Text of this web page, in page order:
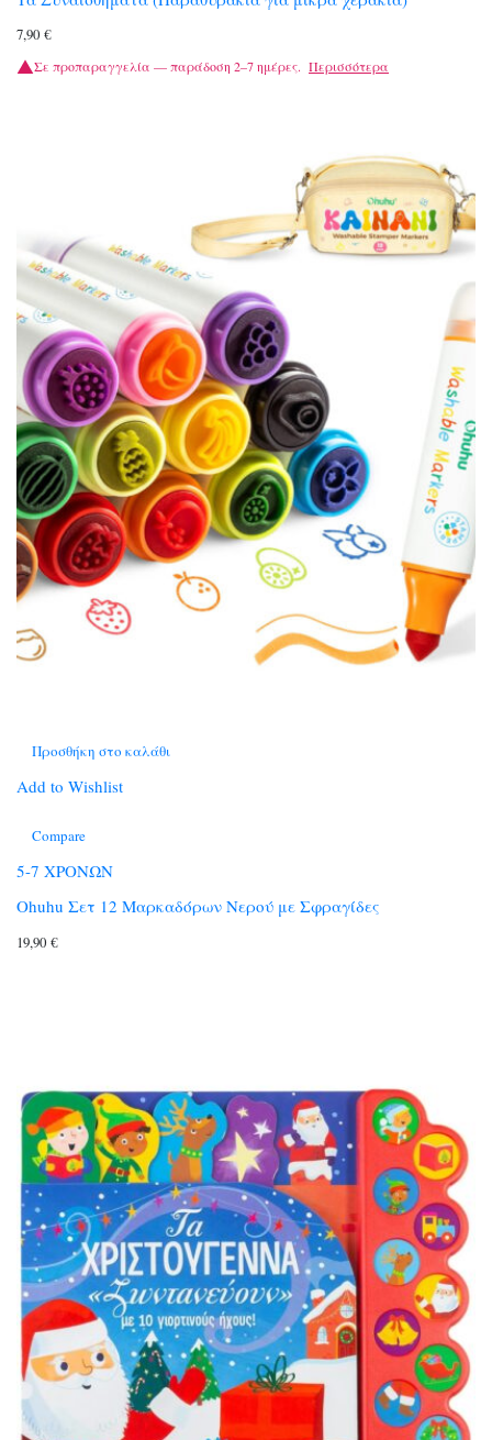
7,90 €
Σε προπαραγγελία — παράδοση 2–7 ημέρες. Περισσότερα
Προσθήκη στο καλάθι
Add to Wishlist
Compare
5-7 ΧΡΟΝΩΝ
Ohuhu Σετ 12 Μαρκαδόρων Νερού με Σφραγίδες
19,90 €